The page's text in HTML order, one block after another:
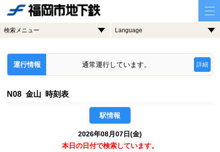
検索メニュー Language
運行情報 通常運行しています。 詳細
N08 金山 時刻表
駅情報
2026年08月07日(金)
本日の日付で検索しています。